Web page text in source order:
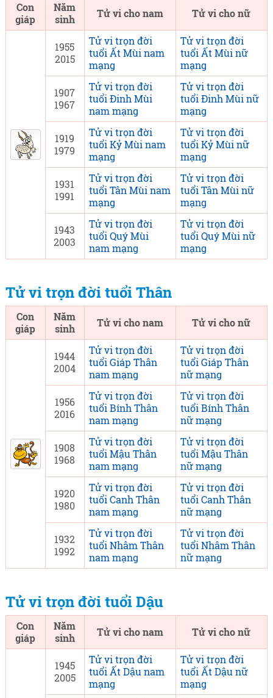
Con
giáp
Năm
sinh
Tử vi cho nam Tử vi cho nữ
1955
2015
Tử vi trọn đời
tuổi Ất Mùi nam
mạng
Tử vi trọn đời
tuổi Ất Mùi nữ
mạng
1907
1967
Tử vi trọn đời
tuổi Đinh Mùi
nam mạng
Tử vi trọn đời
tuổi Đinh Mùi nữ
mạng
1919
1979
Tử vi trọn đời
tuổi Kỷ Mùi nam
mạng
Tử vi trọn đời
tuổi Kỷ Mùi nữ
mạng
1931
1991
Tử vi trọn đời
tuổi Tân Mùi nam
mạng
Tử vi trọn đời
tuổi Tân Mùi nữ
mạng
1943
2003
Tử vi trọn đời
tuổi Quý Mùi
nam mạng
Tử vi trọn đời
tuổi Quý Mùi nữ
mạng
Tử vi trọn đời tuổi Thân
Con
giáp
Năm
sinh
Tử vi cho nam Tử vi cho nữ
1944
2004
Tử vi trọn đời
tuổi Giáp Thân
nam mạng
Tử vi trọn đời
tuổi Giáp Thân
nữ mạng
1956
2016
Tử vi trọn đời
tuổi Bính Thân
nam mạng
Tử vi trọn đời
tuổi Bính Thân
nữ mạng
1908
1968
Tử vi trọn đời
tuổi Mậu Thân
nam mạng
Tử vi trọn đời
tuổi Mậu Thân
nữ mạng
1920
1980
Tử vi trọn đời
tuổi Canh Thân
nam mạng
Tử vi trọn đời
tuổi Canh Thân
nữ mạng
1932
1992
Tử vi trọn đời
tuổi Nhâm Thân
nam mạng
Tử vi trọn đời
tuổi Nhâm Thân
nữ mạng
Tử vi trọn đời tuổi Dậu
Con
giáp
Năm
sinh
Tử vi cho nam Tử vi cho nữ
1945
2005
Tử vi trọn đời
tuổi Ất Dậu nam
mạng
Tử vi trọn đời
tuổi Ất Dậu nữ
mạng